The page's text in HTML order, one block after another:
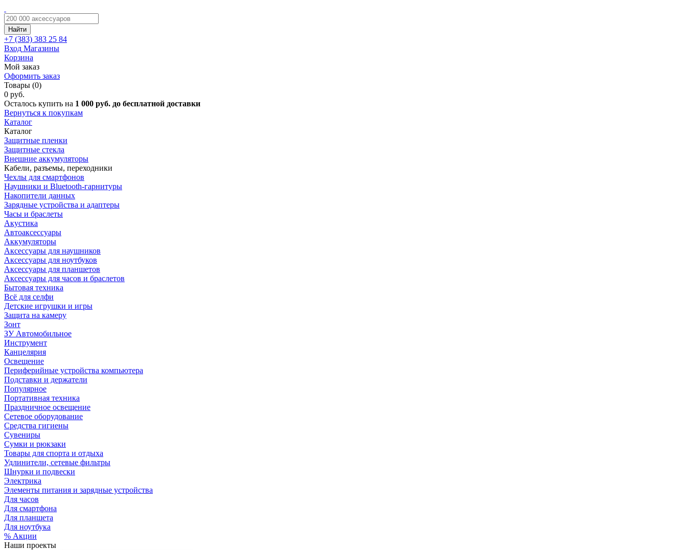
Найти
+7 (383) 383 25 84
Вход Магазины
Корзина
Мой заказ
Оформить заказ
Товары (0)
0 руб.
Осталось купить на 1 000 руб. до бесплатной доставки
Вернуться к покупкам
Каталог
Каталог
Защитные пленки
Защитные стекла
Внешние аккумуляторы
Кабели, разъемы, переходники
Чехлы для смартфонов
Наушники и Bluetooth-гарнитуры
Накопители данных
Зарядные устройства и адаптеры
Часы и браслеты
Акустика
Автоаксессуары
Аккумуляторы
Аксессуары для наушников
Аксессуары для ноутбуков
Аксессуары для планшетов
Аксессуары для часов и браслетов
Бытовая техника
Всё для селфи
Детские игрушки и игры
Защита на камеру
Зонт
ЗУ Автомобильное
Инструмент
Канцелярия
Освещение
Периферийные устройства компьютера
Подставки и держатели
Популярное
Портативная техника
Праздничное освещение
Сетевое оборудование
Средства гигиены
Сувениры
Сумки и рюкзаки
Товары для спорта и отдыха
Удлинители, сетевые фильтры
Шнурки и подвески
Электрика
Элементы питания и зарядные устройства
Для часов
Для смартфона
Для планшета
Для ноутбука
% Акции
Наши проекты